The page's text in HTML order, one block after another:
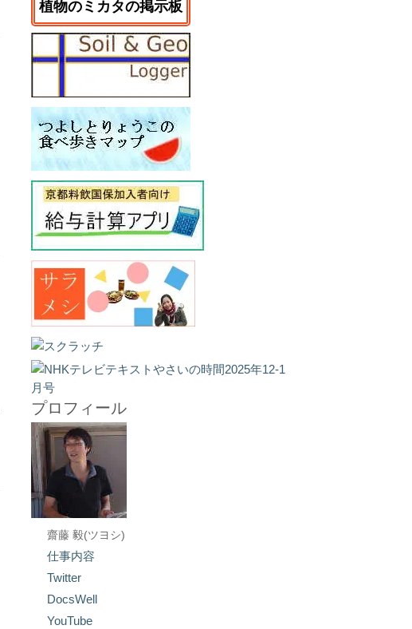
植物のミカタの掲示板
プロフィール
齋藤 毅(ツヨシ)
仕事内容
Twitter
DocsWell
YouTube